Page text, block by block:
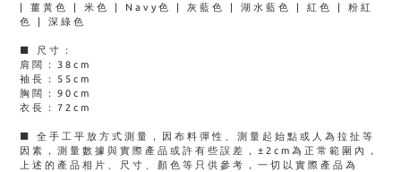
| 薑黃色 | 米色 | Navy色 | 灰藍色 | 湖水藍色 | 紅色 | 粉紅
色 | 深綠色
■ 尺寸：
肩闊：38cm
袖長：55cm
胸闊：90cm
衣長：72cm
■ 全手工平放方式測量，因布料彈性、測量起始點或人為拉扯等
因素，測量數據與實際產品或許有些誤差，±2cm為正常範圍內，
上述的產品相片、尺寸、顏色等只供參考，一切以實際產品為